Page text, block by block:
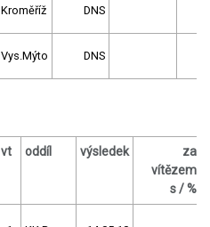
Kroměříž DNS
Vys.Mýto DNS
vt oddíl výsledek
za
vítězem
s / %